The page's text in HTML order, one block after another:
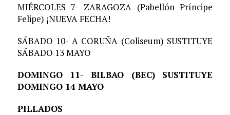
MIÉRCOLES 7- ZARAGOZA (Pabellón Príncipe
Felipe) ¡NUEVA FECHA!
SÁBADO 10- A CORUÑA (Coliseum) SUSTITUYE
SÁBADO 13 MAYO
DOMINGO 11- BILBAO (BEC) SUSTITUYE
DOMINGO 14 MAYO
PILLADOS